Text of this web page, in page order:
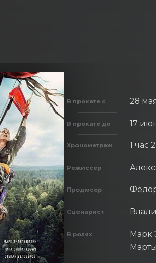
В прокате с 28
В прокате до 17
Хронометраж 1 час
Режиссер
Продюсер
Сценарист
В ролях
Марк